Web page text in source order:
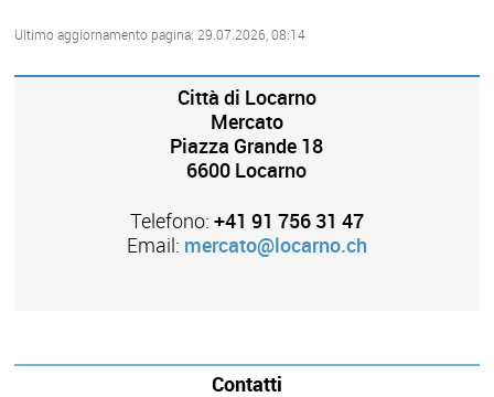
Ultimo aggiornamento pagina: 29.07.2026, 08:14
Città di Locarno
Mercato
Piazza Grande 18
6600 Locarno
Telefono: +41 91 756 31 47
Email: mercato@locarno.ch
Contatti